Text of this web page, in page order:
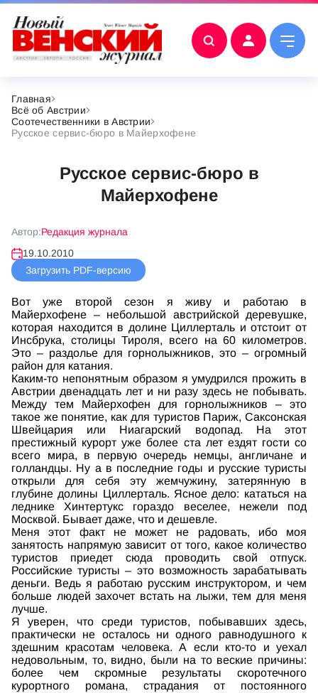
Главная
Всё об Австрии
Соотечественники в Австрии
Русское сервис-бюро в Майерхофене
Русское сервис-бюро в
Майерхофене
Автор:Редакция журнала
19.10.2010
Загрузить PDF-версию
Вот уже второй сезон я живу и работаю в
Майерхофене – небольшой австрийской деревушке,
которая находится в долине Циллерталь и отстоит от
Инсбрука, столицы Тироля, всего на 60 километров.
Это – раздолье для горнолыжников, это – огромный
район для катания.
Каким-то непонятным образом я умудрился прожить в
Австрии двенадцать лет и ни разу здесь не побывать.
Между тем Майерхофен для горнолыжников – это
такое же понятие, как для туристов Париж, Саксонская
Швейцария или Ниагарский водопад. На этот
престижный курорт уже более ста лет ездят гости со
всего мира, в первую очередь немцы, англичане и
голландцы. Ну а в последние годы и русские туристы
открыли для себя эту жемчужину, затерянную в
глубине долины Циллерталь. Ясное дело: кататься на
леднике Хинтертукс гораздо веселее, нежели под
Москвой. Бывает даже, что и дешевле.
Меня этот факт не может не радовать, ибо моя
занятость напрямую зависит от того, какое количество
туристов приедет сюда проводить свой отпуск.
Российские туристы – это возможность зарабатывать
деньги. Ведь я работаю русским инструктором, и чем
больше людей захочет встать на лыжи, тем для меня
лучше.
Я уверен, что среди туристов, побывавших здесь,
практически не осталось ни одного равнодушного к
здешним красотам человека. А если кто-то и уехал
недовольным, то, видно, были на то веские причины:
более чем скромные результаты скоротечного
курортного романа, страдания от постоянного